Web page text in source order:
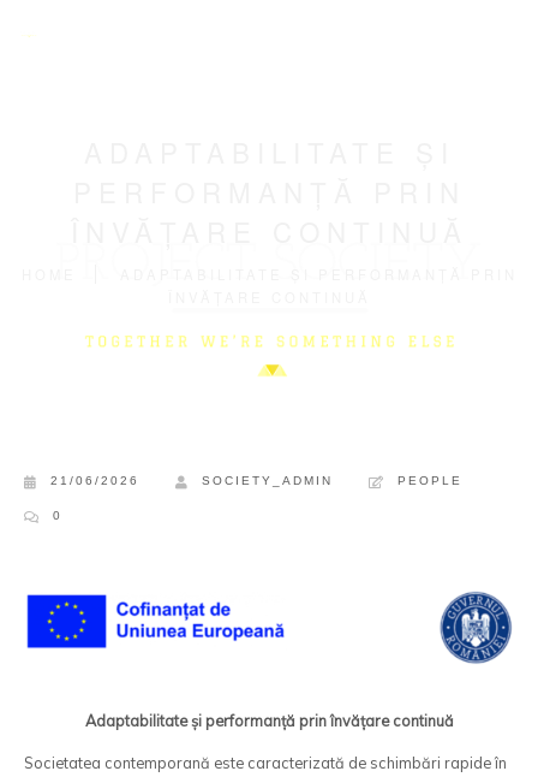
21/06/2026 SOCIETY_ADMIN PEOPLE
0
Adaptabilitate și performanță prin învățare continuă
Societatea contemporană este caracterizată de schimbări rapide în